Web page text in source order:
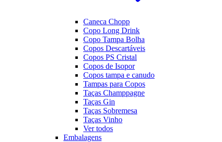
Caneca Chopp
Copo Long Drink
Copo Tampa Bolha
Copos Descartáveis
Copos PS Cristal
Copos de Isopor
Copos tampa e canudo
Tampas para Copos
Taças Champpagne
Taças Gin
Taças Sobremesa
Taças Vinho
Ver todos
Embalagens